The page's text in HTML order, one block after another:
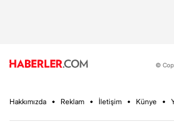
©
Hakkımızda Reklam İletişim Künye